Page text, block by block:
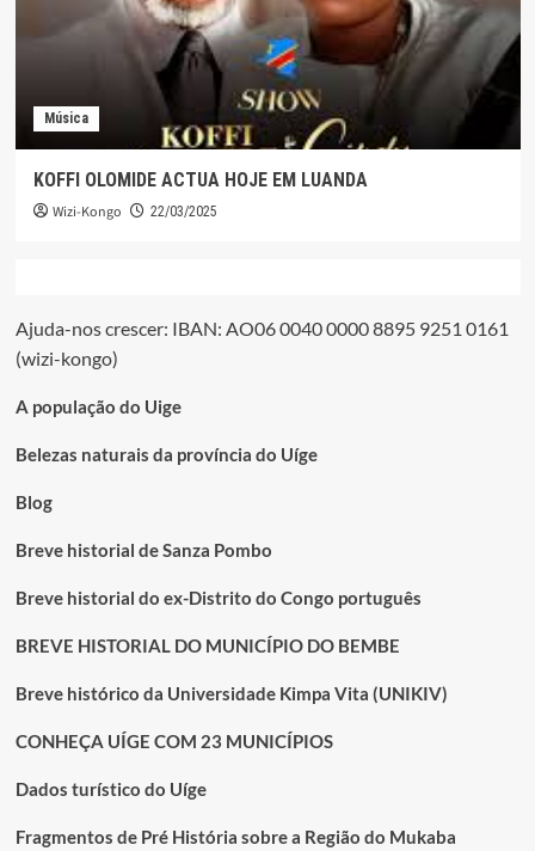
Música
KOFFI OLOMIDE ACTUA HOJE EM LUANDA
Wizi-Kongo 22/03/2025
Ajuda-nos crescer: IBAN: AO06 0040 0000 8895 9251 0161
(wizi-kongo)
A população do Uige
Belezas naturais da província do Uíge
Blog
Breve historial de Sanza Pombo
Breve historial do ex-Distrito do Congo português
BREVE HISTORIAL DO MUNICÍPIO DO BEMBE
Breve histórico da Universidade Kimpa Vita (UNIKIV)
CONHEÇA UÍGE COM 23 MUNICÍPIOS
Dados turístico do Uíge
Fragmentos de Pré História sobre a Região do Mukaba